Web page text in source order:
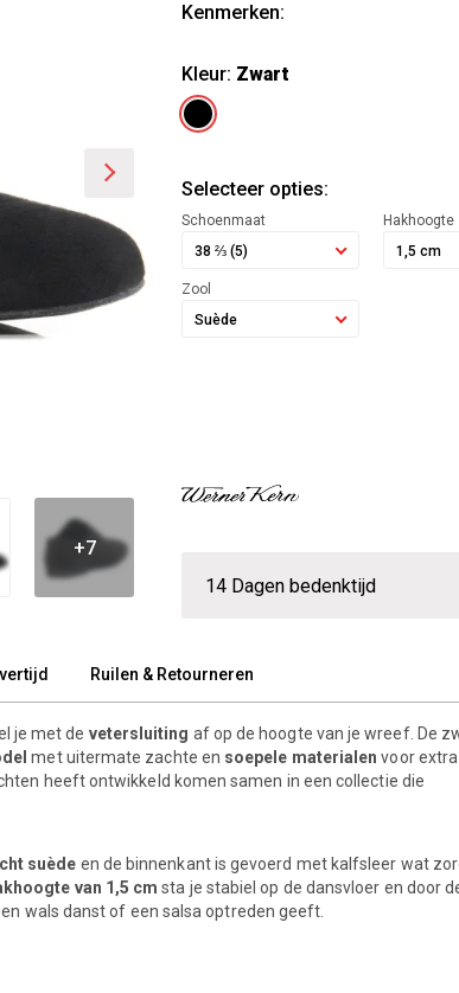
+7
Kenmerken:
Kleur: Zwart
Selecteer opties:
Schoenmaat
38 ⅔ (5)
Hakhoogte
1,5 cm
Zool
Suède
14 Dagen bedenktijd
Ruilen & Retourneren
je met de vetersluiting af op de hoogte van je wreef. De
met uitermate zachte en soepele materialen voor
heeft ontwikkeld komen samen in een collectie die
suède en de binnenkant is gevoerd met kalfsleer wat
van 1,5 cm sta je stabiel op de dansvloer en door
wals danst of een salsa optreden geeft.